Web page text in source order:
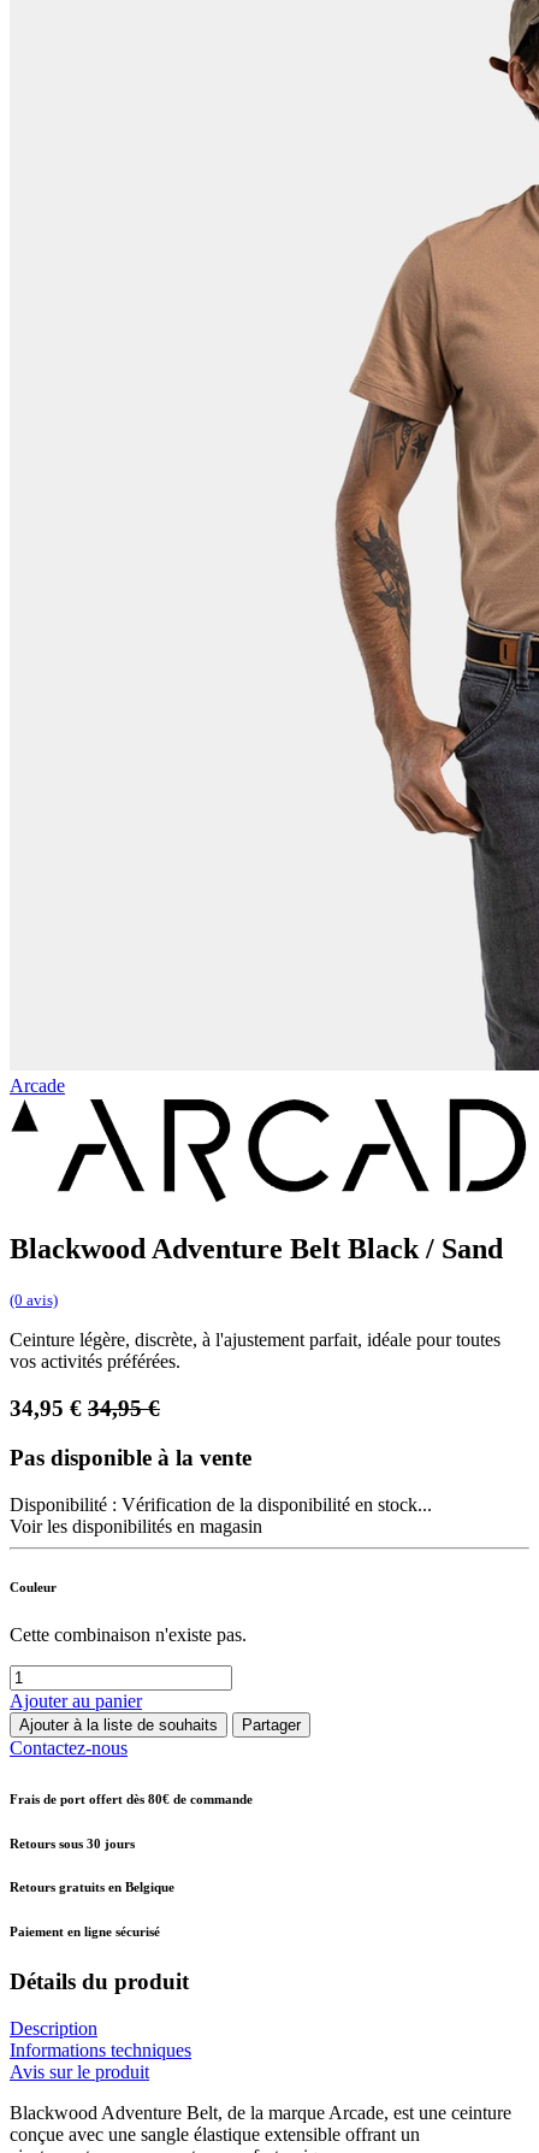
Arcade
Blackwood Adventure Belt Black / Sand
(0 avis)
Ceinture légère, discrète, à l'ajustement parfait, idéale pour toutes
vos activités préférées.
34,95 € 34,95€
Pas disponible à la vente
Disponibilité : Vérification de la disponibilité en stock...
Voir les disponibilités en magasin
Couleur
Cette combinaison n'existe pas.
Ajouter au panier
Ajouter à la liste de souhaits Partager
Contactez-nous
Frais de port offert dès 80€ de commande
Retours sous 30 jours
Retours gratuits en Belgique
Paiement en ligne sécurisé
Détails du produit
Description
Informations techniques
Avis sur le produit
Blackwood Adventure Belt, de la marque Arcade, est une ceinture
conçue avec une sangle élastique extensible offrant un